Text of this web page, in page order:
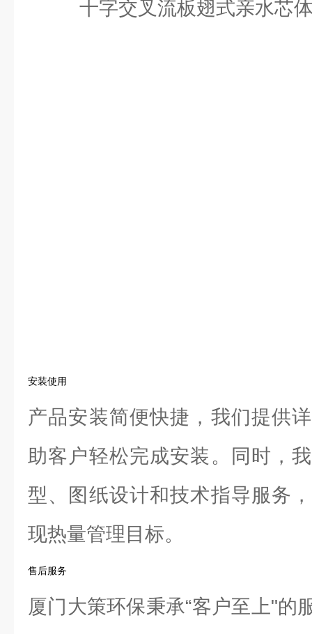
安装使用
产品安装简便快捷，我们提供
助客户轻松完成安装。同时，
型、图纸设计和技术指导服务
现热量管理目标。
售后服务
厦门大策环保秉承“客户至上"的